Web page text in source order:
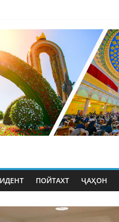
ПОЙТАХТ ҶАҲОН